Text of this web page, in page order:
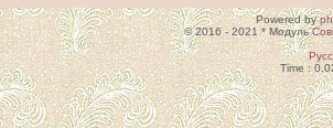
Powered by
© 2016 - 2021 * Модуль
Time :